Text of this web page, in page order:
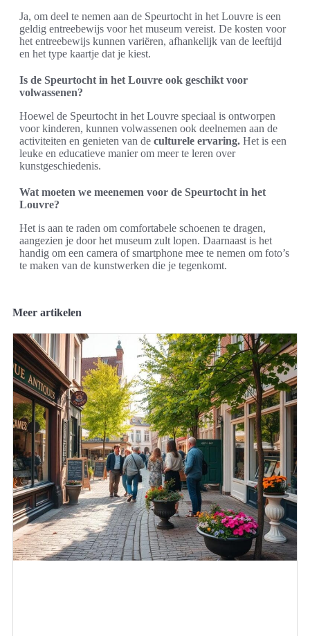
Ja, om deel te nemen aan de Speurtocht in het Louvre is een
geldig entreebewijs voor het museum vereist. De kosten voor
het entreebewijs kunnen variëren, afhankelijk van de leeftijd
en het type kaartje dat je kiest.
Is de Speurtocht in het Louvre ook geschikt voor
volwassenen?
Hoewel de Speurtocht in het Louvre speciaal is ontworpen
voor kinderen, kunnen volwassenen ook deelnemen aan de
activiteiten en genieten van de culturele ervaring. Het is een
leuke en educatieve manier om meer te leren over
kunstgeschiedenis.
Wat moeten we meenemen voor de Speurtocht in het
Louvre?
Het is aan te raden om comfortabele schoenen te dragen,
aangezien je door het museum zult lopen. Daarnaast is het
handig om een camera of smartphone mee te nemen om foto’s
te maken van de kunstwerken die je tegenkomt.
Meer artikelen